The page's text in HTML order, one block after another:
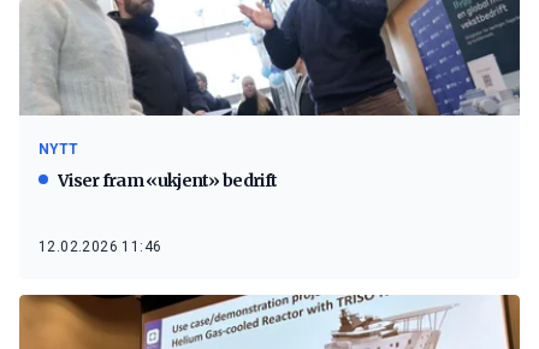
NYTT
Viser fram «ukjent» bedrift
12.02.2026 11:46